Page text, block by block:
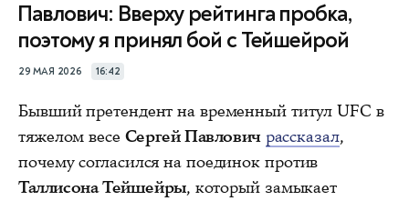
Павлович: Вверху рейтинга пробка,
поэтому я принял бой с Тейшейрой
29 МАЯ 2026 16:42
Бывший претендент на временный титул UFC в
тяжелом весе Сергей Павлович рассказал,
почему согласился на поединок против
Таллисона Тейшейры, который замыкает